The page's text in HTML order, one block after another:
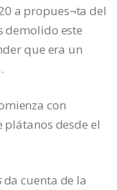
a propues¬ta del
demolido este
que era un
con
desde el
da cuenta de la